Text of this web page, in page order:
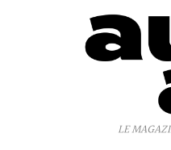
LE
Panneau de gestion des